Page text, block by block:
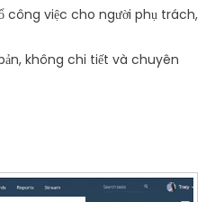
công việc cho người phụ trách,
không chi tiết và chuyên